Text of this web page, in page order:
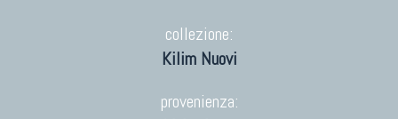
collezione:
Kilim Nuovi
provenienza: